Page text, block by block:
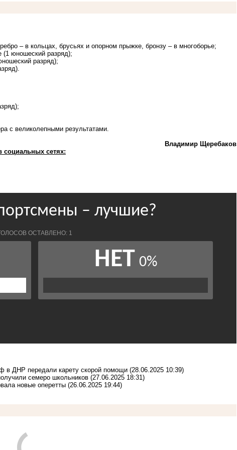
– в кольцах, брусьях и опорном прыжке, бронзу – в многоборье;
(1 юношеский разряд);
разряд);
с великолепными результатами.
Владимир Щеребаков
социальных сетях:
в ДНР передали карету скорой помощи (28.06.2025 10:39)
семеро школьников (27.06.2025 18:31)
новые оперетты (26.06.2025 19:44)